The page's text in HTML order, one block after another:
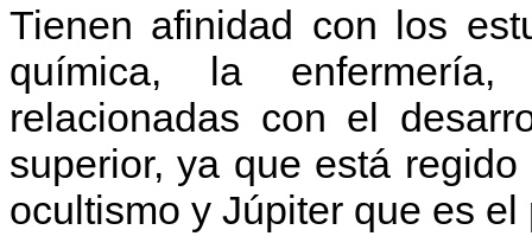
Tienen afinidad con los
química, la
relacionadas con el
superior, ya que está
ocultismo y Júpiter que es